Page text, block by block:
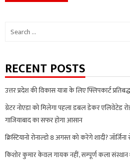
Search
RECENT POSTS
उत्तर प्रदेश की विकास यात्रा के लिए फ्लिपकार्ट
ग्रेटर नोएडा को मिलेगा पहला डबल डेकर एलिवेटेड
गाजियाबाद का सफर होगा आसान
क्रिस्टियानो रोनाल्डो 8 अगस्त को करेंगे शादी?
किशोर कुमार केवल गायक नहीं, सम्पूर्ण कला संस्थान